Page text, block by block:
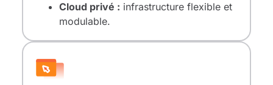
Cloud privé : infrastructure flexible et
modulable.